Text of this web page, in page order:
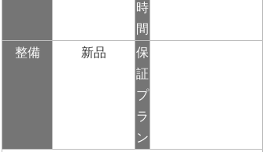
時
間
整備
新品
保
証
プ
ラ
ン